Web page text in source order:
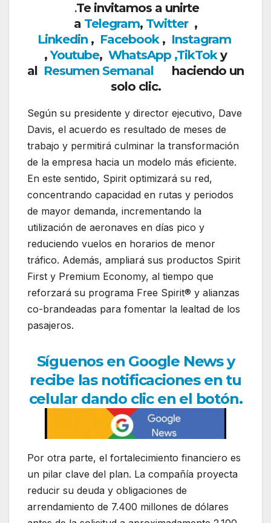
.Te invitamos a unirte
a Telegram, Twitter ,
Linkedin, Facebook, Instagram
,Youtube, WhatsApp ,TikToky
al Resumen Semanal
haciendo un
solo clic.
Según su presidente y director ejecutivo, Dave
Davis, el acuerdo es resultado de meses de
trabajo y permitirá culminar la transformación
de la empresa hacia un modelo más eficiente.
En este sentido, Spirit optimizará su red,
concentrando capacidad en rutas y periodos
de mayor demanda, incrementando la
utilización de aeronaves en días pico y
reduciendo vuelos en horarios de menor
tráfico. Además, ampliará sus productos Spirit
First y Premium Economy, al tiempo que
reforzará su programa Free Spirit® y alianzas
co-brandeadas para fomentar la lealtad de los
pasajeros.
Síguenos en Google News y
recibe las notificaciones en tu
celular dando clic en el botón.
Por otra parte, el fortalecimiento financiero es
un pilar clave del plan. La compañía proyecta
reducir su deuda y obligaciones de
arrendamiento de 7.400 millones de dólares